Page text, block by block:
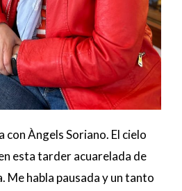
con Àngels Soriano. El cielo
esta tarder acuarelada de
Me habla pausada y un tanto